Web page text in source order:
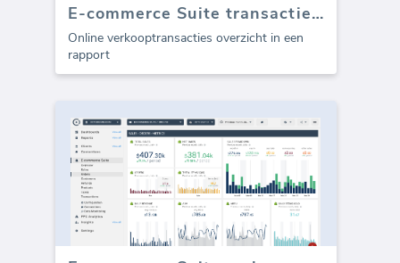
E-commerce Suite transacties (Rapport)
Online verkooptransacties overzicht in een
rapport